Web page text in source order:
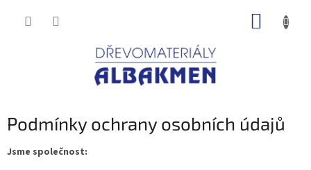
Podmínky ochrany osobních údajů
Jsme společnost: